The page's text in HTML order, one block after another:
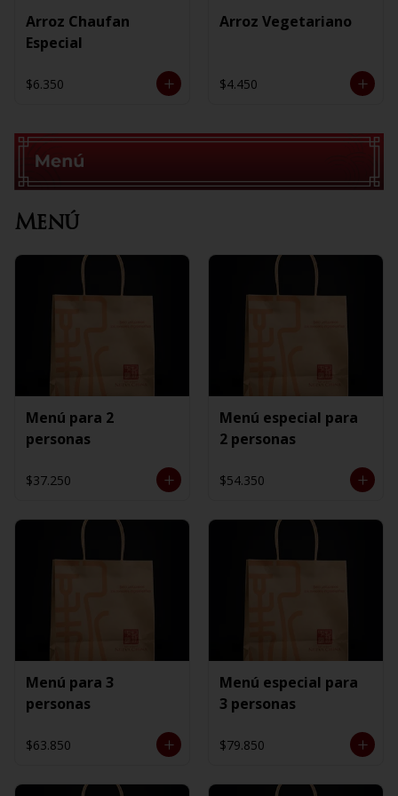
Arroz Chaufan
Especial
$6.350
Arroz Vegetariano
$4.450
Menú
Menú para 2
personas
$37.250
Menú especial para
2 personas
$54.350
Menú para 3
personas
$63.850
Menú especial para
3 personas
$79.850